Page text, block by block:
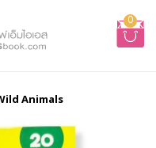
0
Animals